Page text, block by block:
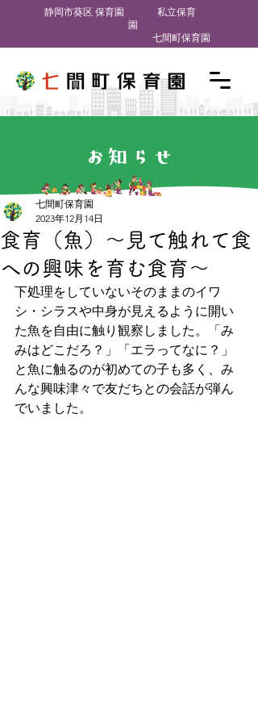
私立保育
園
七間町保育園
​静岡市葵区 保育園
お知らせ
食育（魚）～見て触れて食
への興味を育む食育～
七間町保育園
2023年12月14日
下処理をしていないそのままのイワ
シ・シラスや中身が見えるように開い
た魚を自由に触り観察しました。「み
みはどこだろ？」「エラってなに？」
と魚に触るのが初めての子も多く、み
んな興味津々で友だちとの会話が弾ん
でいました。